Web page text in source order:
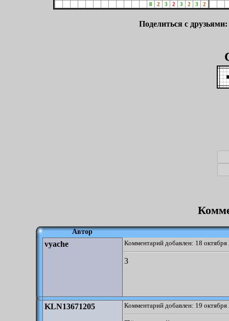
8
2 3 2 3 2 3 2
Поделиться с друзьями:
Автор
vyache Комментарий добавлен: 18
3
KLN13671205 Комментарий добавлен: 19